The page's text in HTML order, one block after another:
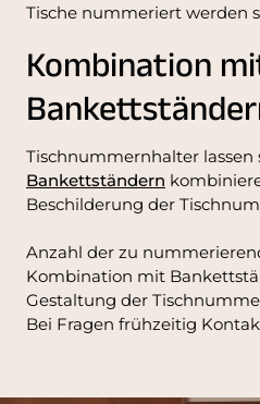
Tische nummeriert werden
Kombination
Tischnummernhalter
Bankettständern
Beschilderung der
Anzahl der zu
Kombination mit
Gestaltung der
Bei Fragen frühzeitig